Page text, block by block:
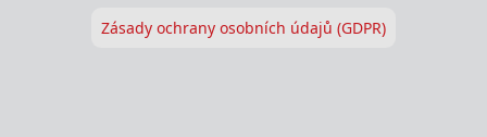
Zásady ochrany osobních údajů (GDPR)